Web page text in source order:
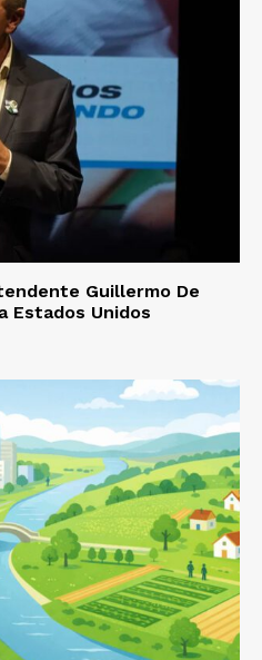
Guillermo De
Estados Unidos